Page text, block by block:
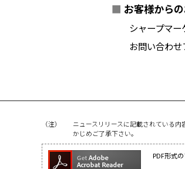
■ お客様から
シャープマ
お問い合わ
（注）
ニュースリリースに記載されている
かじめご了承下さい。
PDF形式